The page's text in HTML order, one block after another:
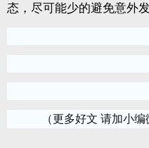
态，尽可能少的避免意外发
（更多好文 请加小